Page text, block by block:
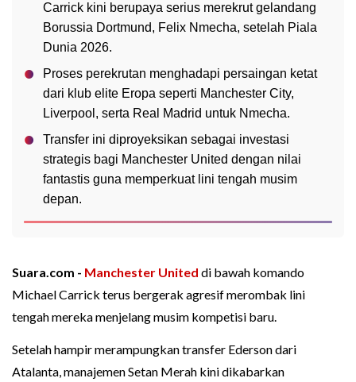
Carrick kini berupaya serius merekrut gelandang
Borussia Dortmund, Felix Nmecha, setelah Piala
Dunia 2026.
Proses perekrutan menghadapi persaingan ketat
dari klub elite Eropa seperti Manchester City,
Liverpool, serta Real Madrid untuk Nmecha.
Transfer ini diproyeksikan sebagai investasi
strategis bagi Manchester United dengan nilai
fantastis guna memperkuat lini tengah musim
depan.
Suara.com - Manchester United di bawah komando
Michael Carrick terus bergerak agresif merombak lini
tengah mereka menjelang musim kompetisi baru.
Setelah hampir merampungkan transfer Ederson dari
Atalanta, manajemen Setan Merah kini dikabarkan